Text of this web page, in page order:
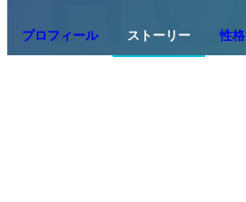
プロフィール ストーリー 性格